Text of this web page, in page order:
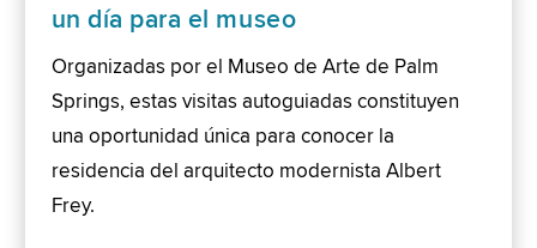
un día para el museo
Organizadas por el Museo de Arte de Palm
Springs, estas visitas autoguiadas constituyen
una oportunidad única para conocer la
residencia del arquitecto modernista Albert
Frey.